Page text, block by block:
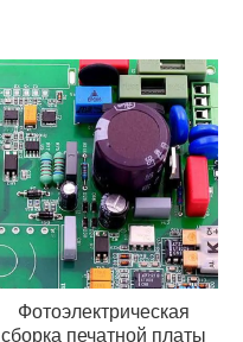
Фотоэлектрическая
сборка печатной платы